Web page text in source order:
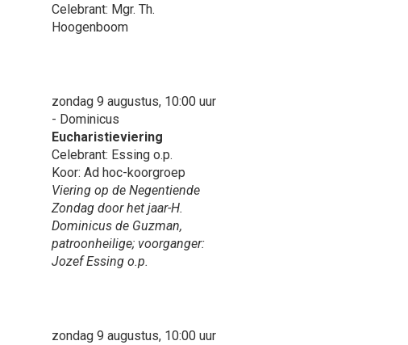
Celebrant: Mgr. Th.
Hoogenboom
zondag 9 augustus, 10:00 uur
- Dominicus
Eucharistieviering
Celebrant: Essing o.p.
Koor: Ad hoc-koorgroep
Viering op de Negentiende
Zondag door het jaar-H.
Dominicus de Guzman,
patroonheilige; voorganger:
Jozef Essing o.p.
zondag 9 augustus, 10:00 uur